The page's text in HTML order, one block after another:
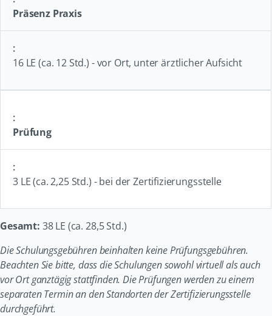
Präsenz Praxis
16 LE (ca. 12 Std.) - vor Ort, unter ärztlicher Aufsicht
Prüfung
3 LE (ca. 2,25 Std.) - bei der Zertifizierungsstelle
Gesamt: 38 LE (ca. 28,5 Std.)
Die Schulungsgebühren beinhalten keine Prüfungsgebühren.
Beachten Sie bitte, dass die Schulungen sowohl virtuell als auch
vor Ort ganztägig stattfinden. Die Prüfungen werden zu einem
separaten Termin an den Standorten der Zertifizierungsstelle
durchgeführt.